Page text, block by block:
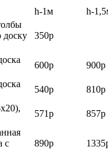
h-1м
h-
доску
350р
600р
900р
540р
810р
571р
857р
с
890р